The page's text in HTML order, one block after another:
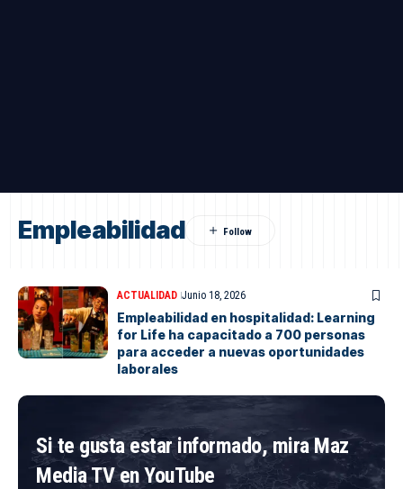
Empleabilidad
ACTUALIDAD Junio 18, 2026
Empleabilidad en hospitalidad: Learning
for Life ha capacitado a 700 personas
para acceder a nuevas oportunidades
laborales
Si te gusta estar informado, mira Maz
Media TV en YouTube